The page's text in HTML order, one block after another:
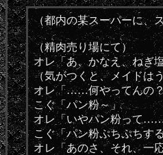
（都内の某スーパーに、
（精肉売り場にて）
オレ「あ、かなえ、ねぎ
（気がつくと、メイドは
オレ「……何やってんの
こぐ「パン粉～」
オレ「いやパン粉って
こぐ「パン粉ぷちぷちす
オレ「あのさ、それ、一